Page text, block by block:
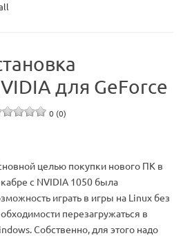
для GeForce
0 (0)
целью покупки нового ПК в
с NVIDIA 1050 была
играть в игры на Linux без
перезагружаться в
Собственно, для этого надо